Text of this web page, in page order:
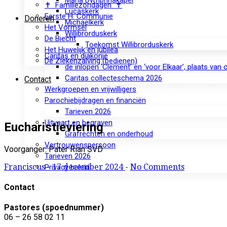
Lucaskerk
Michaelkerk
Willibrorduskerk
Toekomst Willibrorduskerk
Caritas en diakonie
de inlopen ‘Clement’ en ‘voor Elkaar’, plaats
Caritas collecteschema 2026
Werkgroepen en vrijwilligers
Parochiebijdragen en financiën
Tarieven 2026
Uitvaart en begraven
Grafrechten en onderhoud
Vertrouwenspersoon
Tarieven 2026
Privacy beleid
✝ Familiezondagen ✝
Eerste H. Communie
Het Vormsel
De Biecht
Het Huwelijk en jubilea
De Ziekenzalving (bedienen)
Doneren
Contact
Eucharistieviering
Voorganger: Pater Rian SVD
Franciscus-17 december 2024 - No Comments
Contact
Pastores (spoednummer)
06 – 26 58 02 11